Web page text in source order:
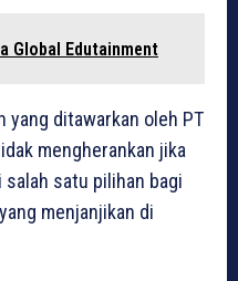
Global Edutainment
yang ditawarkan oleh PT
mengherankan jika
satu pilihan bagi
menjanjikan di